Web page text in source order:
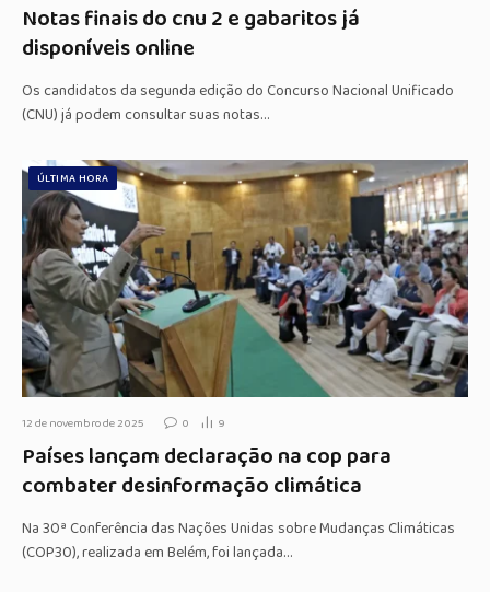
Notas finais do cnu 2 e gabaritos já
disponíveis online
Os candidatos da segunda edição do Concurso Nacional Unificado
(CNU) já podem consultar suas notas…
ÚLTIMA HORA
12 de novembro de 2025 0 9
Países lançam declaração na cop para
combater desinformação climática
Na 30ª Conferência das Nações Unidas sobre Mudanças Climáticas
(COP30), realizada em Belém, foi lançada…